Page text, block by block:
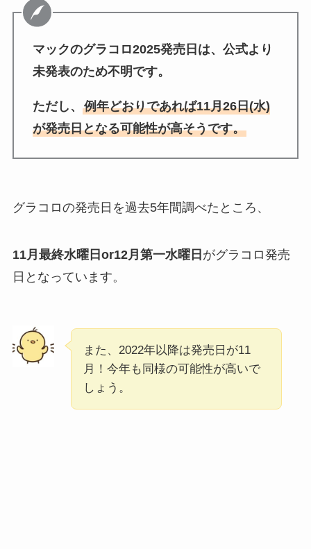
マックのグラコロ2025発売日は、公式より
未発表のため不明です。
ただし、 例年どおりであれば11月26日(水)
が発売日となる可能性が高そうです。
グラコロの発売日を過去5年間調べたところ、
11月最終水曜日or12月第一水曜日 がグラコロ発売
日となっています。
また、2022年以降は発売日が11
月！今年も同様の可能性が高いで
しょう。